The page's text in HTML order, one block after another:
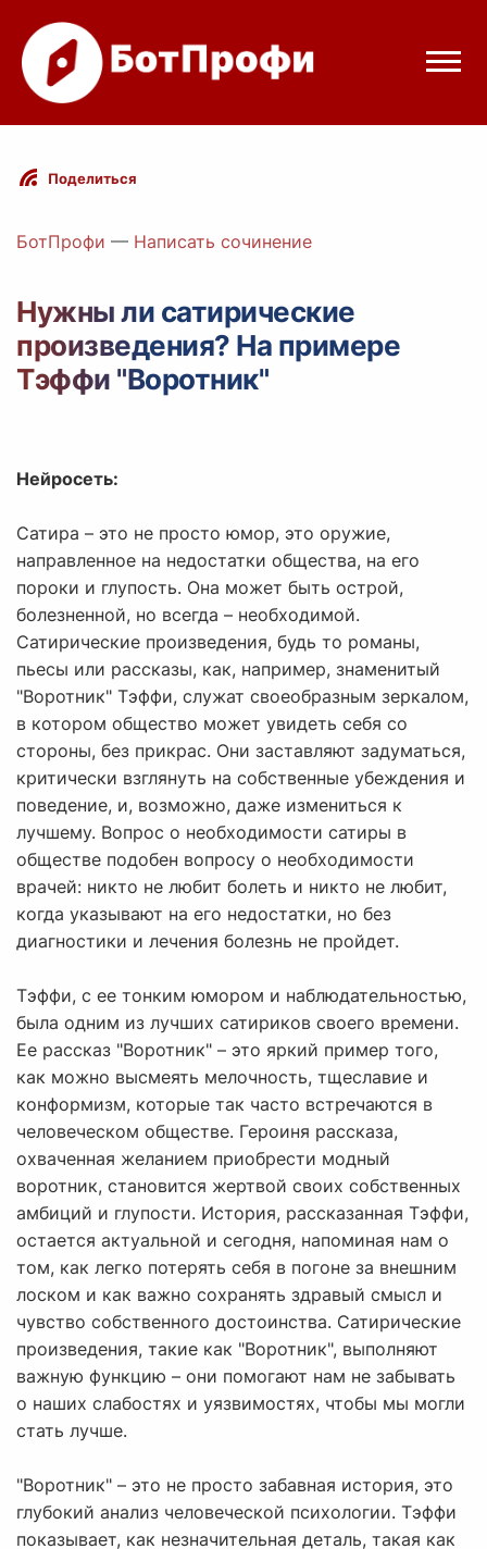
Режимы бота
Цены
Вход с Telegram
Поделиться
БотПрофи — Написать сочинение
Нужны ли сатирические
произведения? На примере
Тэффи "Воротник"
Нейросеть:
Сатира – это не просто юмор, это оружие,
направленное на недостатки общества, на его
пороки и глупость. Она может быть острой,
болезненной, но всегда – необходимой.
Сатирические произведения, будь то романы,
пьесы или рассказы, как, например, знаменитый
"Воротник" Тэффи, служат своеобразным зеркалом,
в котором общество может увидеть себя со
стороны, без прикрас. Они заставляют задуматься,
критически взглянуть на собственные убеждения и
поведение, и, возможно, даже измениться к
лучшему. Вопрос о необходимости сатиры в
обществе подобен вопросу о необходимости
врачей: никто не любит болеть и никто не любит,
когда указывают на его недостатки, но без
диагностики и лечения болезнь не пройдет.
Тэффи, с ее тонким юмором и наблюдательностью,
была одним из лучших сатириков своего времени.
Ее рассказ "Воротник" – это яркий пример того,
как можно высмеять мелочность, тщеславие и
конформизм, которые так часто встречаются в
человеческом обществе. Героиня рассказа,
охваченная желанием приобрести модный
воротник, становится жертвой своих собственных
амбиций и глупости. История, рассказанная Тэффи,
остается актуальной и сегодня, напоминая нам о
том, как легко потерять себя в погоне за внешним
лоском и как важно сохранять здравый смысл и
чувство собственного достоинства. Сатирические
произведения, такие как "Воротник", выполняют
важную функцию – они помогают нам не забывать
о наших слабостях и уязвимостях, чтобы мы могли
стать лучше.
"Воротник" – это не просто забавная история, это
глубокий анализ человеческой психологии. Тэффи
показывает, как незначительная деталь, такая как